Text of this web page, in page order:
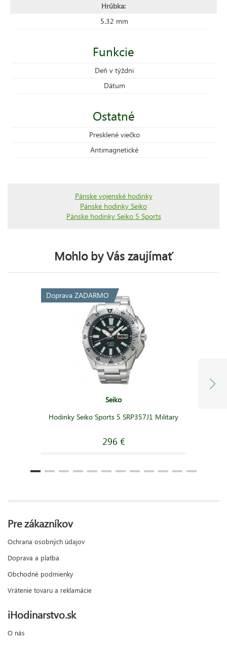
Hrúbka:
5.32 mm
Funkcie
Deň v týždni
Dátum
Ostatné
Presklené viečko
Antimagnetické
Pánske vojenské hodinky
Pánske hodinky Seiko
Pánske hodinky Seiko 5 Sports
Mohlo by Vás zaujímať
Doprava ZADARMO
Seiko
Hodinky Seiko Sports 5 SRP357J1 Military
296 €
Pre zákazníkov
Ochrana osobných údajov
Doprava a platba
Obchodné podmienky
Vrátenie tovaru a reklamácie
iHodinarstvo.sk
O nás